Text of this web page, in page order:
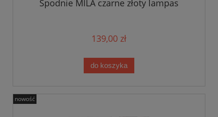
Spodnie MILA czarne złoty lampas
139,00 zł
do koszyka
nowość